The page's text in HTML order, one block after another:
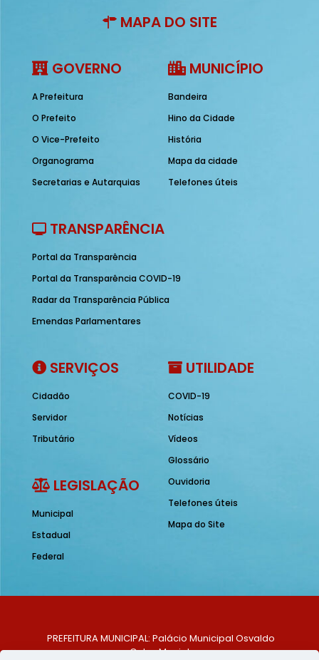
MAPA DO SITE
GOVERNO
A Prefeitura
O Prefeito
O Vice-Prefeito
Organograma
Secretarias e Autarquias
MUNICÍPIO
Bandeira
Hino da Cidade
História
Mapa da cidade
Telefones úteis
TRANSPARÊNCIA
Portal da Transparência
Portal da Transparência COVID-19
Radar da Transparência Pública
Emendas Parlamentares
SERVIÇOS
Cidadão
Servidor
Tributário
LEGISLAÇÃO
Municipal
Estadual
Federal
UTILIDADE
COVID-19
Notícias
Vídeos
Glossário
Ouvidoria
Telefones úteis
Mapa do Site
PREFEITURA MUNICIPAL: Palácio Municipal Osvaldo
Celso Maciel